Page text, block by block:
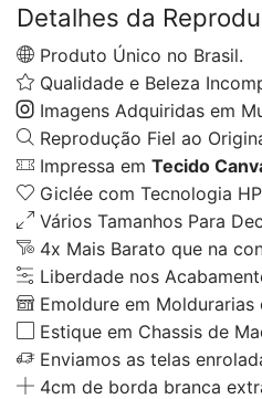
Detalhes da
Produto Único no Brasil.
Qualidade e Beleza
Imagens Adquiridas em
Reprodução Fiel ao
Impressa em Tecido
Giclée com Tecnologia
Vários Tamanhos Para
4x Mais Barato que na
Liberdade nos
Emoldure em Moldurarias
Estique em Chassis de
Enviamos as telas
4cm de borda branca